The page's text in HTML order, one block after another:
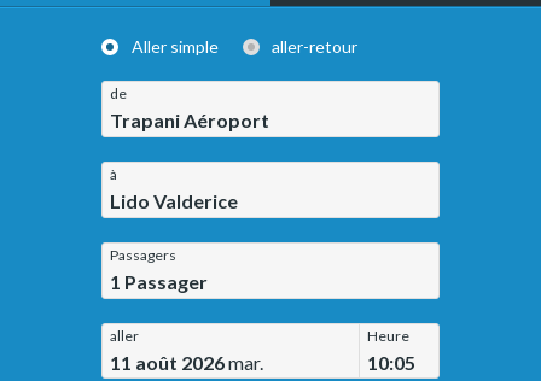
Aller simple aller-retour
de
Trapani Aéroport
à
Lido Valderice
Passagers
1 Passager
aller
11 août 2026mar.
Heure
10:05